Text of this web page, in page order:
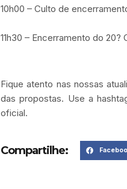
10h00 – Culto de
11h30 – Encerramento do 20?
Fique atento nas nossas
das propostas. Use a
oficial.
Compartilhe: